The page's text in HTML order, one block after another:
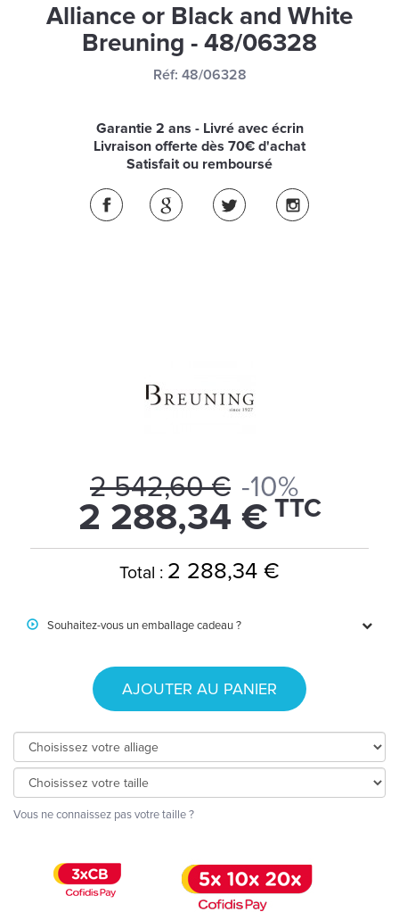
Alliance or Black and White
Breuning - 48/06328
Réf: 48/06328
Garantie 2 ans - Livré avec écrin
Livraison offerte dès 70€ d'achat
Satisfait ou remboursé
2 542,60 € -10%
2 288,34 € TTC
Total : 2 288,34 €
Souhaitez-vous un emballage cadeau ?
AJOUTER AU PANIER
Vous ne connaissez pas votre taille ?